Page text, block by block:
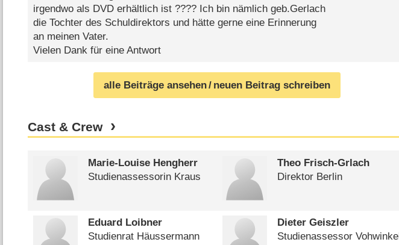
irgendwo als DVD erhältlich ist ???? Ich bin nämlich geb.Gerlach
die Tochter des Schuldirektors und hätte gerne eine Erinnerung
an meinen Vater.
Vielen Dank für eine Antwort
alle Beiträge ansehen/ neuen Beitrag schreiben
Cast & Crew
Marie-Louise Hengherr
Studienassessorin Kraus
Theo Frisch-Grlach
Direktor Berlin
Eduard Loibner
Studienrat Häussermann
Dieter Geiszler
Studienassessor Vohwinkel